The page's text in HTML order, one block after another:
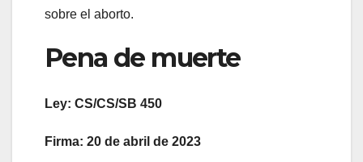
sobre el aborto.
Pena de muerte
Ley: CS/CS/SB 450
Firma: 20 de abril de 2023